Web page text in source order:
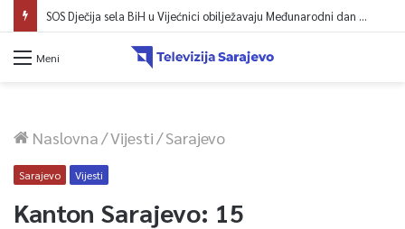
SOS Dječija sela BiH u Vijećnici obilježavaju Međunarodni dan mladih: Više od 200 zaposlenih i stambena podrška za osamostaljivanje
Meni
Naslovna/Vijesti/Sarajevo
Sarajevo Vijesti
Kanton Sarajevo: 15